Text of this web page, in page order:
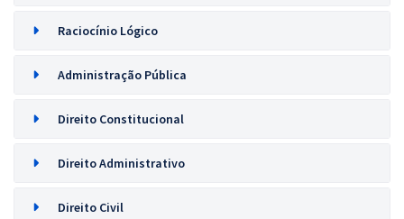
Raciocínio Lógico
Administração Pública
Direito Constitucional
Direito Administrativo
Direito Civil